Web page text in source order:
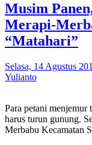
Musim
Merapi-
“Matahari”
Selasa, 14 Agustus
Yulianto
Para petani menjemur
harus turun gunung.
Merbabu Kecamatan